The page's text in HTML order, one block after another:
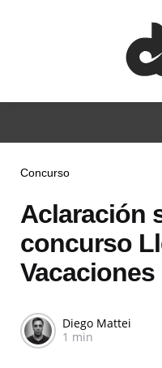
Concurso
Aclaración
concurso
Vacaciones
Diego Mattei
1 min